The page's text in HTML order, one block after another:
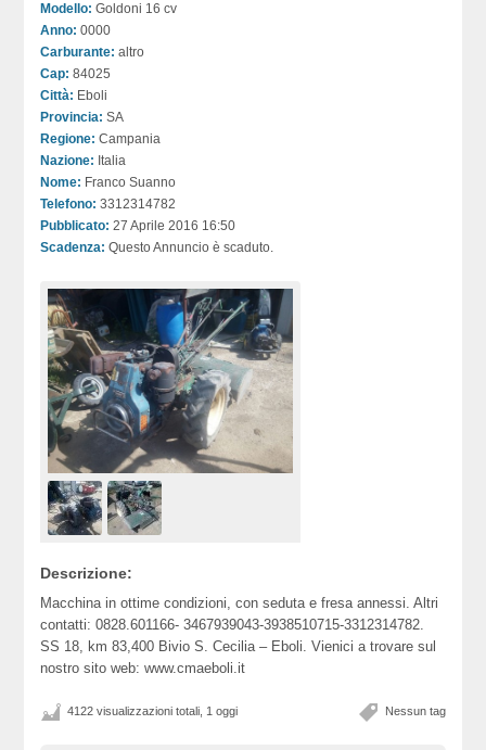
Modello: Goldoni 16 cv
Anno: 0000
Carburante: altro
Cap: 84025
Città: Eboli
Provincia: SA
Regione: Campania
Nazione: Italia
Nome: Franco Suanno
Telefono: 3312314782
Pubblicato: 27 Aprile 2016 16:50
Scadenza: Questo Annuncio è scaduto.
Descrizione:
Macchina in ottime condizioni, con seduta e fresa annessi. Altri
contatti: 0828.601166- 3467939043-3938510715-3312314782.
SS 18, km 83,400 Bivio S. Cecilia – Eboli. Vienici a trovare sul
nostro sito web: www.cmaeboli.it
Nessun tag
4122 visualizzazioni totali, 1 oggi